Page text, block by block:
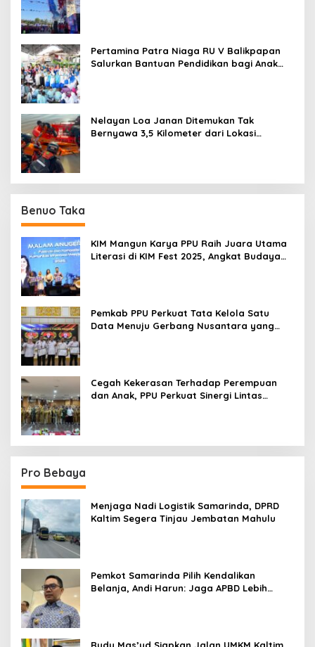
Pertamina Patra Niaga RU V Balikpapan
Salurkan Bantuan Pendidikan bagi Anak
Nelayan Loa Janan Ditemukan Tak
Bernyawa 3,5 Kilometer dari Lokasi
Benuo Taka
KIM Mangun Karya PPU Raih Juara Utama
Literasi di KIM Fest 2025, Angkat Budaya
Pemkab PPU Perkuat Tata Kelola Satu
Data Menuju Gerbang Nusantara yang
Cegah Kekerasan Terhadap Perempuan
dan Anak, PPU Perkuat Sinergi Lintas
Pro Bebaya
Menjaga Nadi Logistik Samarinda, DPRD
Kaltim Segera Tinjau Jembatan Mahulu
Pemkot Samarinda Pilih Kendalikan
Belanja, Andi Harun: Jaga APBD Lebih
Rudy Mas’ud Siapkan Jalan UMKM Kaltim